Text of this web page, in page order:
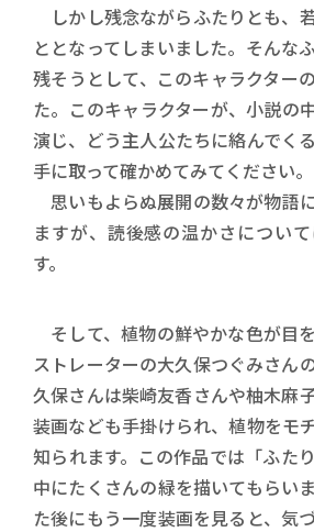
しかし残念ながらふたりとも、
ととなってしまいました。そんな
残そうとして、このキャラクター
た。このキャラクターが、小説の
演じ、どう主人公たちに絡んでく
手に取って確かめてみてください。
思いもよらぬ展開の数々が物語
ますが、読後感の温かさについ
す。
そして、植物の鮮やかな色が目
ストレーターの大久保つぐみさん
久保さんは柴崎友香さんや柚木麻
装画なども手掛けられ、植物をモ
知られます。この作品では「ふた
中にたくさんの緑を描いてもらい
た後にもう一度装画を見ると、気